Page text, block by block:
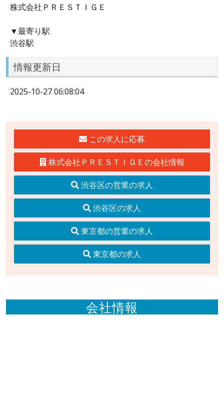
株式会社ＰＲＥＳＴＩＧＥ
▼最寄り駅
渋谷駅
情報更新日
2025-10-27 06:08:04
この求人に応募
株式会社ＰＲＥＳＴＩＧＥの会社情報
渋谷区の営業の求人
渋谷区の求人
東京都の営業の求人
東京都の求人
会社情報